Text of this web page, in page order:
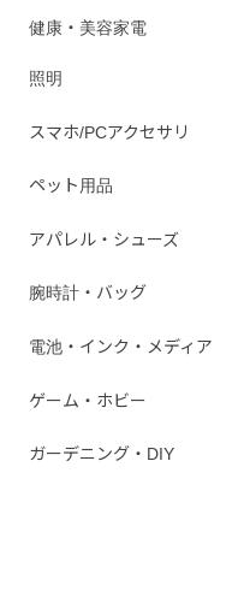
健康・美容家電
照明
スマホ/PCアクセサリ
ペット用品
アパレル・シューズ
腕時計・バッグ
電池・インク・メディア
ゲーム・ホビー
ガーデニング・DIY